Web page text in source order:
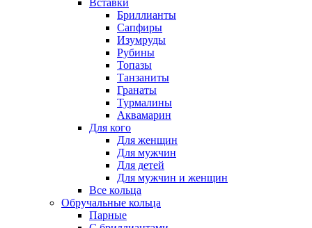
Вставки
Бриллианты
Сапфиры
Изумруды
Рубины
Топазы
Танзаниты
Гранаты
Турмалины
Аквамарин
Для кого
Для женщин
Для мужчин
Для детей
Для мужчин и женщин
Все кольца
Обручальные кольца
Парные